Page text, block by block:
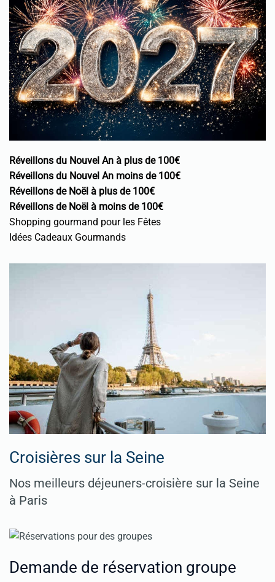
Réveillons du Nouvel An à plus de 100€
Réveillons du Nouvel An moins de 100€
Réveillons de Noël à plus de 100€
Réveillons de Noël à moins de 100€
Shopping gourmand pour les Fêtes
Idées Cadeaux Gourmands
Croisières sur la Seine
Nos meilleurs déjeuners-croisière sur la Seine
à Paris
Demande de réservation groupe